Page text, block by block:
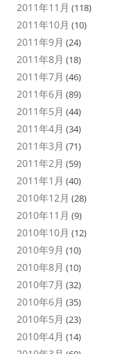
2011年11月 (118)
2011年10月 (10)
2011年9月 (24)
2011年8月 (18)
2011年7月 (46)
2011年6月 (89)
2011年5月 (44)
2011年4月 (34)
2011年3月 (71)
2011年2月 (59)
2011年1月 (40)
2010年12月 (28)
2010年11月 (9)
2010年10月 (12)
2010年9月 (10)
2010年8月 (10)
2010年7月 (32)
2010年6月 (35)
2010年5月 (23)
2010年4月 (14)